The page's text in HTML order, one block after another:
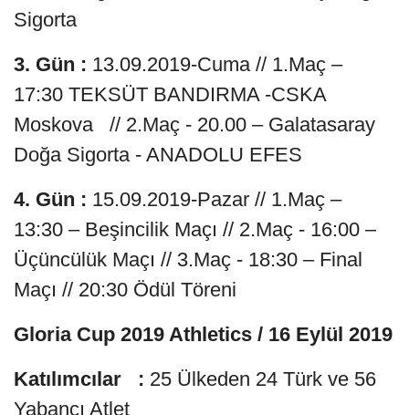
Sigorta
3. Gün : 13.09.2019-Cuma // 1.Maç –
17:30 TEKSÜT BANDIRMA -CSKA
Moskova // 2.Maç - 20.00 – Galatasaray
Doğa Sigorta - ANADOLU EFES
4. Gün : 15.09.2019-Pazar // 1.Maç –
13:30 – Beşincilik Maçı // 2.Maç - 16:00 –
Üçüncülük Maçı // 3.Maç - 18:30 – Final
Maçı // 20:30 Ödül Töreni
Gloria Cup 2019 Athletics / 16 Eylül 2019
Katılımcılar : 25 Ülkeden 24 Türk ve 56
Yabancı Atlet